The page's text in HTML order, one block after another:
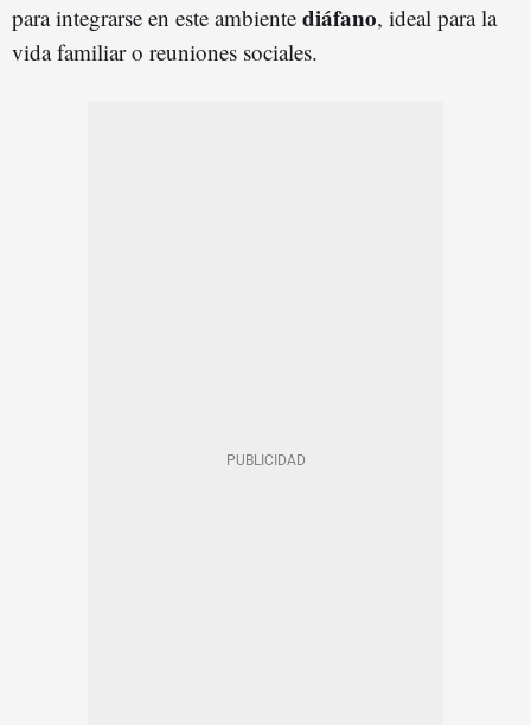
para integrarse en este ambiente diáfano, ideal para la
vida familiar o reuniones sociales.